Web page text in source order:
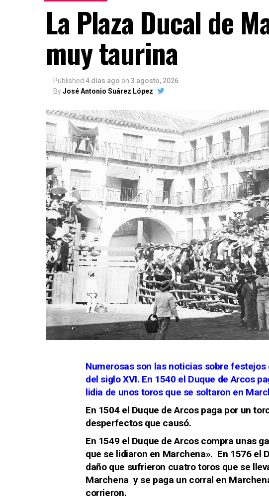
La Plaza Ducal de
muy taurina
Published 4 días ago on 3 agosto, 2026
ByJosé Antonio Suárez López
Numerosas son las noticias sobre
del siglo XVI. En 1540 el Duque de Arcos
lidia de unos toros que se soltaron en
En 1504 el Duque de Arcos paga por un
desperfectos que causó.
En 1549 el Duque de Arcos compra unas
que se lidiaron en Marchena». En 1576 el
daño que sufrieron cuatro toros que se
Marchena y se paga un corral en
corrieron.